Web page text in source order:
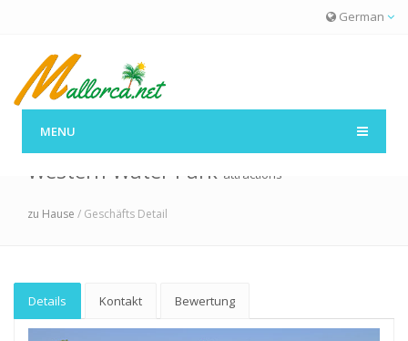
German
MENU
Western Water Park attractions
zu Hause / Geschäfts Detail
Details Kontakt Bewertung